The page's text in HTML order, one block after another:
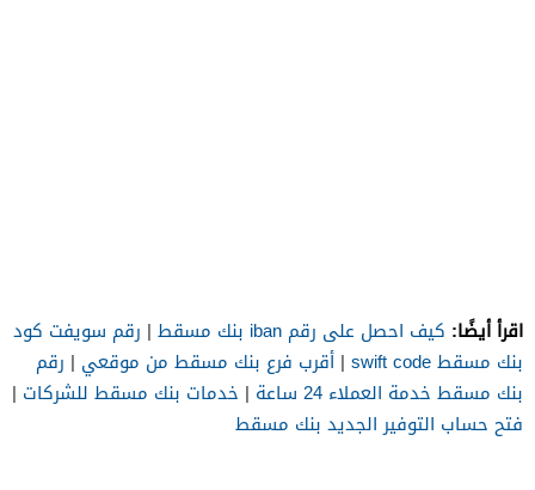
اقرأ أيضًا: كيف احصل على رقم iban بنك مسقط | رقم سويفت كود
بنك مسقط swift code
| أقرب فرع بنك مسقط من موقعي | رقم
بنك مسقط خدمة العملاء 24 ساعة
| خدمات بنك مسقط للشركات |
فتح حساب التوفير الجديد بنك مسقط